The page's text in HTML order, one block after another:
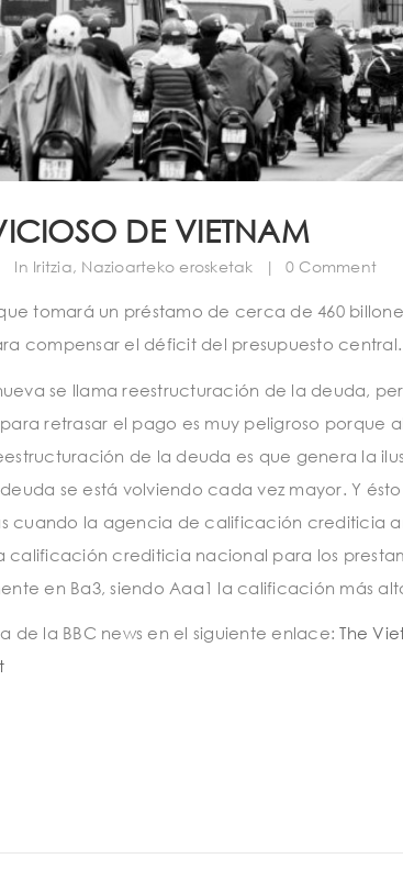
DE VIETNAM
In Iritzia, Nazioarteko erosketak | 0 Comment
tomará un préstamo de cerca de 460
compensar el déficit del presupuesto central.
se llama reestructuración de la deuda,
retrasar el pago es muy peligroso porque
de la deuda es que genera la
se está volviendo cada vez mayor. Y
cuando la agencia de calificación crediticia
crediticia nacional para los
en Ba3, siendo Aaa1 la calificación más
de la BBC news en el siguiente enlace:The